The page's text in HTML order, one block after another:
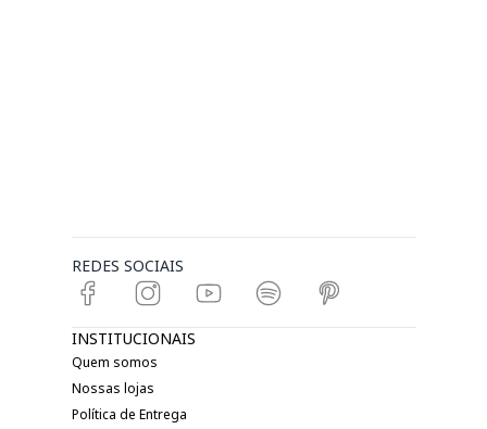
REDES SOCIAIS
INSTITUCIONAIS
Quem somos
Nossas lojas
Política de Entrega